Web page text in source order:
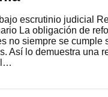
escrutinio judicial
La obligación de
no siempre se cumple
Así lo demuestra una